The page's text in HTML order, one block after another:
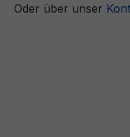
Oder über unser